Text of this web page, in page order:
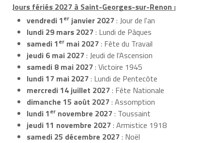
Jours fériés 2027 à Saint-Georges-sur-Renon :
vendredi 1er janvier 2027: Jour de l'an
lundi 29 mars 2027: Lundi de Pâques
samedi 1er mai 2027: Fête du Travail
jeudi 6 mai 2027: Jeudi de l'Ascension
samedi 8 mai 2027: Victoire 1945
lundi 17 mai 2027: Lundi de Pentecôte
mercredi 14 juillet 2027: Fête Nationale
dimanche 15 août 2027: Assomption
lundi 1er novembre 2027: Toussaint
jeudi 11 novembre 2027: Armistice 1918
samedi 25 décembre 2027: Noël